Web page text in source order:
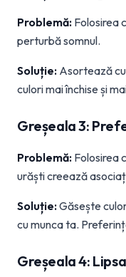
Problemă: Folosirea
perturbă somnul.
Soluție: Asortează
culori mai închise și
Greșeala 3:
Problemă: Folosirea
urăști creează
Soluție:Găsește
cu munca ta.
Greșeala 4: